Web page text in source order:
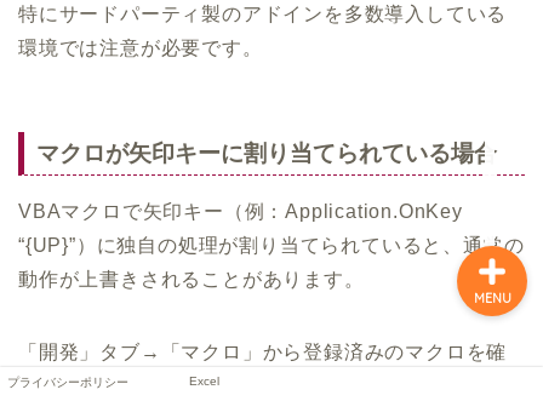
特にサードパーティ製のアドインを多数導入している
環境では注意が必要です。
マクロが矢印キーに割り当てられている場合
VBAマクロで矢印キー（例：Application.OnKey
“{UP}”）に独自の処理が割り当てられていると、通常の
動作が上書きされることがあります。
「開発」タブ→「マクロ」から登録済みのマクロを確
認し、キー割り当てを行っているコードがないか確認
プライバシーポリシー Excel
MENU
Excel